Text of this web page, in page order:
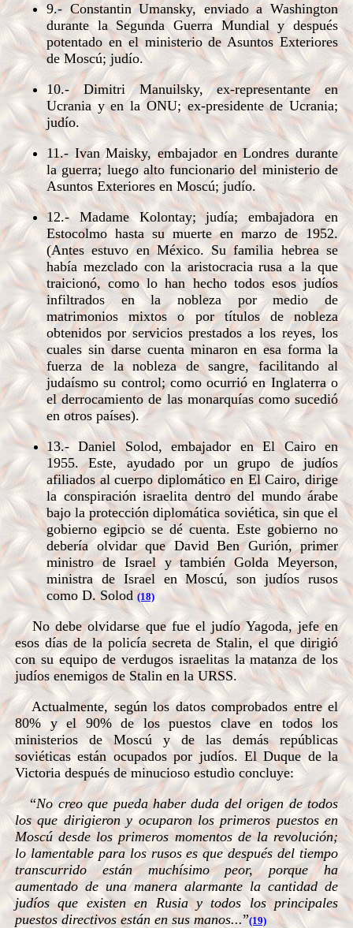
9.- Constantin Umansky, enviado a Washington
durante la Segunda Guerra Mundial y después
potentado en el ministerio de Asuntos Exteriores
de Moscú; judío.
10.- Dimitri Manuilsky, ex-representante en
Ucrania y en la ONU; ex-presidente de Ucrania;
judío.
11.- Ivan Maisky, embajador en Londres durante
la guerra; luego alto funcionario del ministerio de
Asuntos Exteriores en Moscú; judío.
12.- Madame Kolontay; judía; embajadora en
Estocolmo hasta su muerte en marzo de 1952.
(Antes estuvo en México. Su familia hebrea se
había mezclado con la aristocracia rusa a la que
traicionó, como lo han hecho todos esos judíos
infiltrados en la nobleza por medio de
matrimonios mixtos o por títulos de nobleza
obtenidos por servicios prestados a los reyes, los
cuales sin darse cuenta minaron en esa forma la
fuerza de la nobleza de sangre, facilitando al
judaísmo su control; como ocurrió en Inglaterra o
el derrocamiento de las monarquías como sucedió
en otros países).
13.- Daniel Solod, embajador en El Cairo en
1955. Este, ayudado por un grupo de judíos
afiliados al cuerpo diplomático en El Cairo, dirige
la conspiración israelita dentro del mundo árabe
bajo la protección diplomática soviética, sin que el
gobierno egipcio se dé cuenta. Este gobierno no
debería olvidar que David Ben Gurión, primer
ministro de Israel y también Golda Meyerson,
ministra de Israel en Moscú, son judíos rusos
como D. Solod(18)
No debe olvidarse que fue el judío Yagoda, jefe en
esos días de la policía secreta de Stalin, el que dirigió
con su equipo de verdugos israelitas la matanza de los
judíos enemigos de Stalin en la URSS.
Actualmente, según los datos comprobados entre el
80% y el 90% de los puestos clave en todos los
ministerios de Moscú y de las demás repúblicas
soviéticas están ocupados por judíos. El Duque de la
Victoria después de minucioso estudio concluye:
“No creo que pueda haber duda del origen de todos
los que dirigieron y ocuparon los primeros puestos en
Moscú desde los primeros momentos de la revolución;
lo lamentable para los rusos es que después del tiempo
transcurrido están muchísimo peor, porque ha
aumentado de una manera alarmante la cantidad de
judíos que existen en Rusia y todos los principales
puestos directivos están en sus manos...”(19)